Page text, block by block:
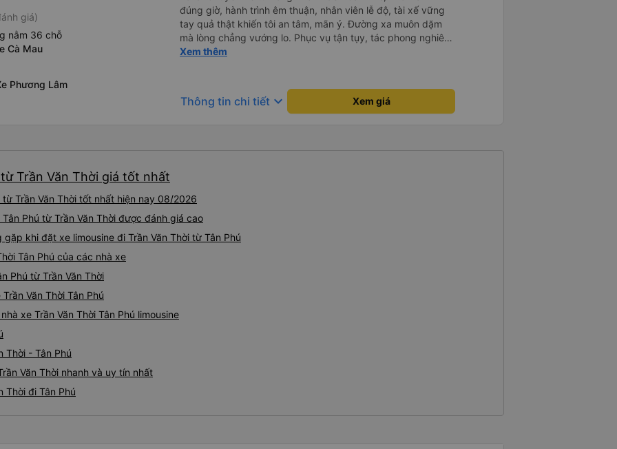
giá)
nằm 36 chỗ
Cà Mau
Phương Lâm
đúng giờ, hành trình êm thuận, nhân viên lễ độ, tài xế vững
tay quả thật khiến tôi an tâm, mãn ý. Đường xa muôn dặm
mà lòng chẳng vướng lo. Phục vụ tận tụy, tác phong nghiêm
cẩn, hiếm thấy giữa thời buổi kim tiền vội vã. Xã hội loạn đạo.
Xem thêm
Thông tin chi tiết keyboard_arrow_down Xem giá
Trần Văn Thời giá tốt nhất
Trần Văn Thời tốt nhất hiện nay 08/2026
Phú từ Trần Văn Thời được đánh giá cao
khi đặt xe limousine đi Trần Văn Thời từ Tân Phú
Tân Phú của các nhà xe
Phú từ Trần Văn Thời
Văn Thời Tân Phú
xe Trần Văn Thời Tân Phú limousine
Thời - Tân Phú
Văn Thời nhanh và uy tín nhất
Thời đi Tân Phú